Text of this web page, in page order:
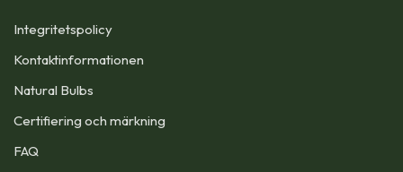
Integritetspolicy
Kontaktinformationen
Natural Bulbs
Certifiering och märkning
FAQ